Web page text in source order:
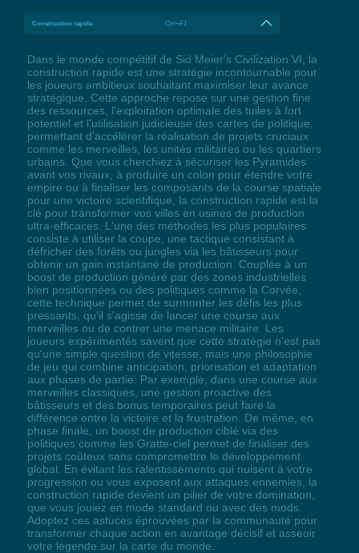
Construction rapide Ctrl+F1
Dans le monde compétitif de Sid Meier's Civilization VI, la
construction rapide est une stratégie incontournable pour
les joueurs ambitieux souhaitant maximiser leur avance
stratégique. Cette approche repose sur une gestion fine
des ressources, l'exploitation optimale des tuiles à fort
potentiel et l'utilisation judicieuse des cartes de politique,
permettant d'accélérer la réalisation de projets cruciaux
comme les merveilles, les unités militaires ou les quartiers
urbains. Que vous cherchiez à sécuriser les Pyramides
avant vos rivaux, à produire un colon pour étendre votre
empire ou à finaliser les composants de la course spatiale
pour une victoire scientifique, la construction rapide est la
clé pour transformer vos villes en usines de production
ultra-efficaces. L'une des méthodes les plus populaires
consiste à utiliser la coupe, une tactique consistant à
défricher des forêts ou jungles via les bâtisseurs pour
obtenir un gain instantané de production. Couplée à un
boost de production généré par des zones industrielles
bien positionnées ou des politiques comme la Corvée,
cette technique permet de surmonter les défis les plus
pressants, qu'il s'agisse de lancer une course aux
merveilles ou de contrer une menace militaire. Les
joueurs expérimentés savent que cette stratégie n'est pas
qu'une simple question de vitesse, mais une philosophie
de jeu qui combine anticipation, priorisation et adaptation
aux phases de partie. Par exemple, dans une course aux
merveilles classiques, une gestion proactive des
bâtisseurs et des bonus temporaires peut faire la
différence entre la victoire et la frustration. De même, en
phase finale, un boost de production ciblé via des
politiques comme les Gratte-ciel permet de finaliser des
projets coûteux sans compromettre le développement
global. En évitant les ralentissements qui nuisent à votre
progression ou vous exposent aux attaques ennemies, la
construction rapide devient un pilier de votre domination,
que vous jouiez en mode standard ou avec des mods.
Adoptez ces astuces éprouvées par la communauté pour
transformer chaque action en avantage décisif et asseoir
votre légende sur la carte du monde.